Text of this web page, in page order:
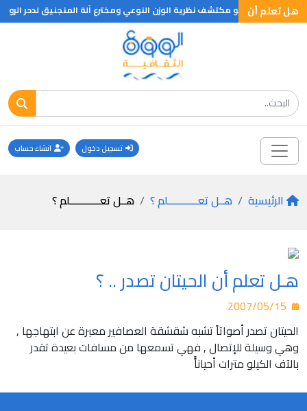
هل تعلم أن
قبل الميلاد هو مكتشف نظرية الوزن النوعي ومخترع آلة المنجنيق لدحر
تسجيل دخول انشاء حساب
الرئيسية هــل تعـــــــــــلم ؟ هــل تعـــــــــــلم ؟
هـل تعلم أن الحيتان تصدر .. ؟
الحيتان تصدر أصواتاً تشبه شقشقة العصافير معبرة عن ابتهاجها ,
وهي وسيلة للإتصال , فهي تسمعها من مسافات بعيدة تقدر
بالآف الكيلو مترات أحياناًً